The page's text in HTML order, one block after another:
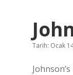
Tarih: Ocak